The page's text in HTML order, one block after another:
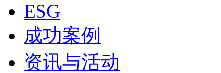
ESG
成功案例
资讯与活动